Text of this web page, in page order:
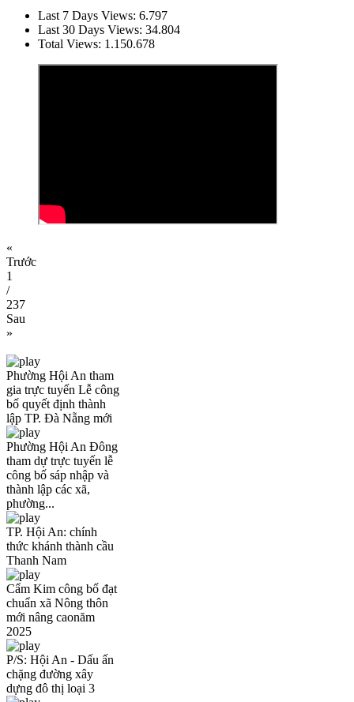
Last 7 Days Views: 6.797
Last 30 Days Views: 34.804
Total Views: 1.150.678
«
Trước
1
/
237
Sau
»
Phường Hội An tham
gia trực tuyến Lễ công
bố quyết định thành
lập TP. Đà Nẵng mới
Phường Hội An Đông
tham dự trực tuyến lễ
công bố sáp nhập và
thành lập các xã,
phường...
TP. Hội An: chính
thức khánh thành cầu
Thanh Nam
Cẩm Kim công bố đạt
chuẩn xã Nông thôn
mới nâng caonăm
2025
P/S: Hội An - Dấu ấn
chặng đường xây
dựng đô thị loại 3